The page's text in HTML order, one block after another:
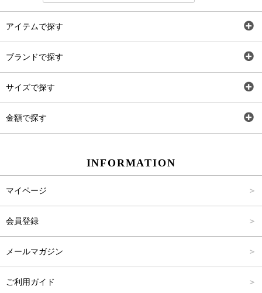
アイテムで探す
ブランドで探す
サイズで探す
金額で探す
INFORMATION
マイページ
会員登録
メールマガジン
ご利用ガイド